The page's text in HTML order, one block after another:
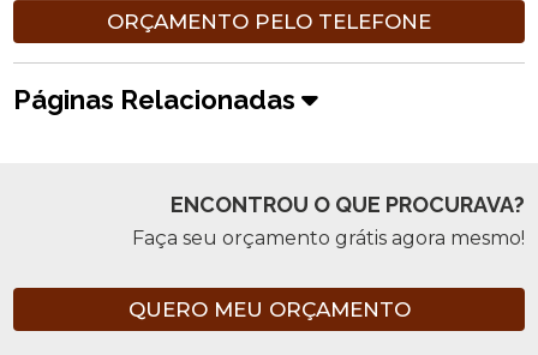
ORÇAMENTO PELO TELEFONE
Páginas Relacionadas
ENCONTROU O QUE PROCURAVA?
Faça seu orçamento grátis agora mesmo!
QUERO MEU ORÇAMENTO